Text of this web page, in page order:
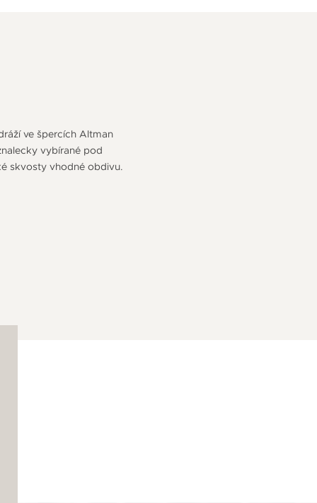
ve špercích Altman
vybírané pod
skvosty vhodné obdivu.